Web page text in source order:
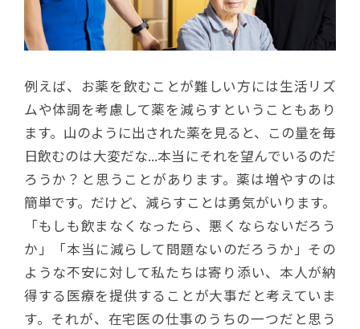
例えば、お薬を飲むことが難しい方には生活リズ
ムや体調を考慮して薬を減らすということもあり
ます。山のように出された薬を見ると、この量を毎
日飲むのは大変だな...本当にそれを望んでいるのだ
ろうか？と思うことがあります。薬は増やすのは
簡単です。だけど、減らすことは勇気がいります。
「もしも飲まなくなったら、悪くならないだろう
か」「本当に減らして問題ないのだろうか」その
ような不安に対して私たちは寄り添い、本人が納
得する医療を提供することが大事だと考えていま
す。それが、在宅医の仕事のうちの一つだと思う